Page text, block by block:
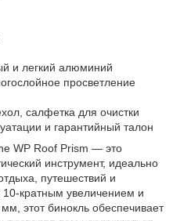
и легкий алюминий
просветление
салфетка для очистки
и гарантийный талон
WP Roof Prism — это
инструмент, идеально
путешествий и
кратным увеличением и
этот бинокль обеспечивает